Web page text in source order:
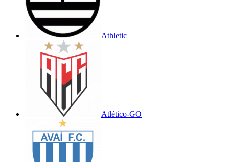
Athletic
Atlético-GO